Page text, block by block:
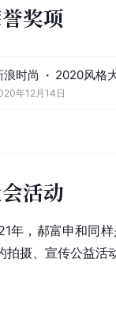
奖项
浪时尚 · 2020风格
年12月14日
活动
年，郝富申和同
拍摄、宣传公益活